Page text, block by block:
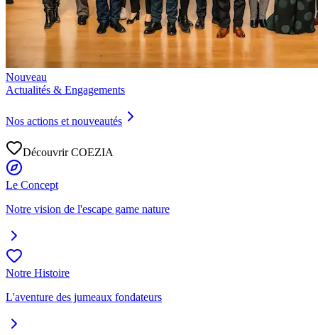
Nouveau
Actualités & Engagements
Nos actions et nouveautés
Découvrir COEZIA
Le Concept
Notre vision de l'escape game nature
Notre Histoire
L'aventure des jumeaux fondateurs